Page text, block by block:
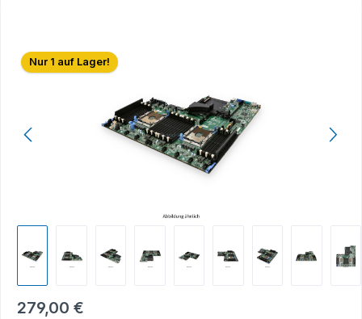
Bildergalerie überspringen
Nur 1 auf Lager!
279,00 €